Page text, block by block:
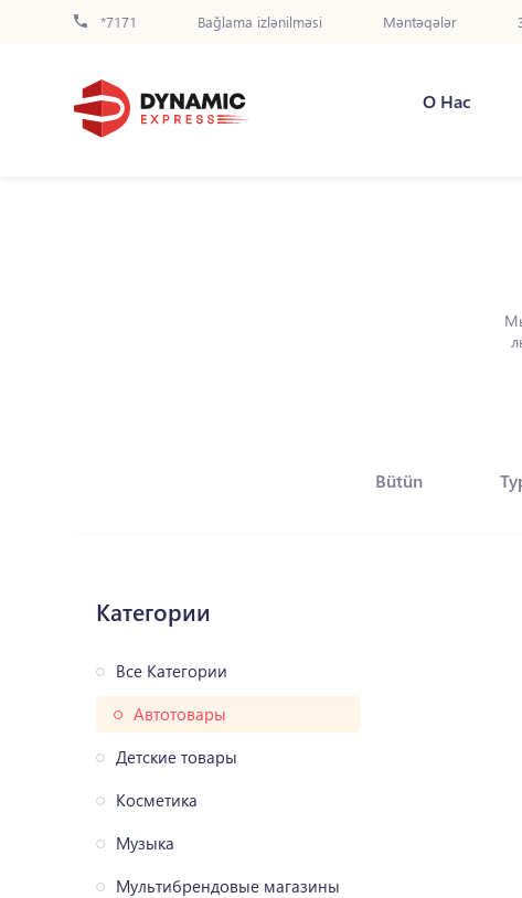
*7171 Bağlama izlənilməsi Məntəqələr
О Нас
Bütün
Категории
Все Категории
Автотовары
Детские товары
Косметика
Музыка
Мультибрендовые магазины